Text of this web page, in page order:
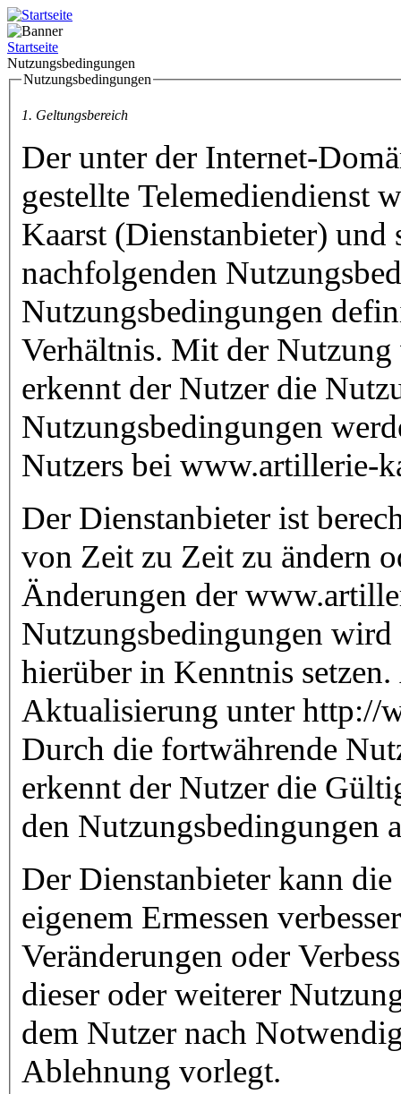
Startseite
Nutzungsbedingungen
Nutzungsbedingungen
1. Geltungsbereich
Der unter der Internet-
gestellte Telemediendienst
Kaarst (Dienstanbieter)
nachfolgenden
Nutzungsbedingungen
Verhältnis. Mit der
erkennt der Nutzer die
Nutzungsbedingungen
Nutzers bei www.artillerie-
Der Dienstanbieter ist
von Zeit zu Zeit zu ändern
Änderungen der
Nutzungsbedingungen
hierüber in Kenntnis
Aktualisierung unter http://
Durch die fortwährende
erkennt der Nutzer die
den Nutzungsbedingungen
Der Dienstanbieter kann
eigenem Ermessen
Veränderungen oder
dieser oder weiterer
dem Nutzer nach
Ablehnung vorlegt.